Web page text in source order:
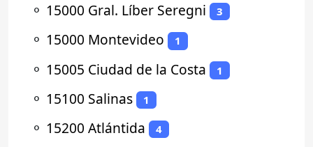
⚬ 15000 Gral. Líber Seregni 3
⚬ 15000 Montevideo 1
⚬ 15005 Ciudad de la Costa 1
⚬ 15100 Salinas 1
⚬ 15200 Atlántida 4